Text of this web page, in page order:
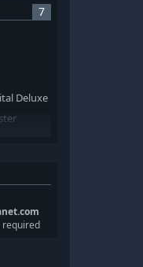
7
Deluxe
Kit
required